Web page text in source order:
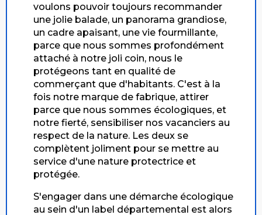
voulons pouvoir toujours recommander
une jolie balade, un panorama grandiose,
un cadre apaisant, une vie fourmillante,
parce que nous sommes profondément
attaché à notre joli coin, nous le
protégeons tant en qualité de
commerçant que d'habitants. C'est à la
fois notre marque de fabrique, attirer
parce que nous sommes écologiques, et
notre fierté, sensibiliser nos vacanciers au
respect de la nature. Les deux se
complètent joliment pour se mettre au
service d'une nature protectrice et
protégée.
S'engager dans une démarche écologique
au sein d'un label départemental est alors